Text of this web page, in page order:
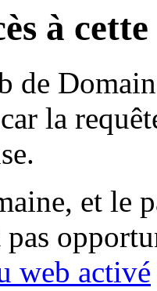
à
de
la
et le
pas
web activé